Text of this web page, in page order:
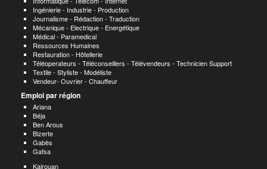
Ingénierie - Industrie - Production
Journalisme - Rédaction - Traduction
Mécanique - Electrique - Energétique
Médical - Paramedical
Ressources Humaines
Restauration - Hôtellerie
Téléoperateurs - Téléconseillers - Télévendeurs - Technicien Support
Textile - Styliste - Modéliste
Vendeur- Ouvrier - Chauffeur
Emploi par région
Ariana
Béja
Ben Arous
Bizerte
Gabès
Gafsa
Kairouan